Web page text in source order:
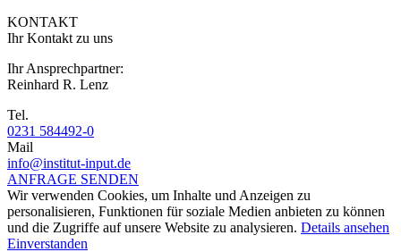
KONTAKT
Ihr Kontakt zu uns
Ihr Ansprechpartner:
Reinhard R. Lenz
Tel.
0231 584492-0
Mail
info@institut-input.de
ANFRAGE SENDEN
Wir verwenden Cookies, um Inhalte und Anzeigen zu
personalisieren, Funktionen für soziale Medien anbieten zu können
und die Zugriffe auf unsere Website zu analysieren. Details ansehen
Einverstanden